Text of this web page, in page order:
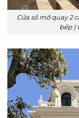
Cửa sổ mở quay 2
bếp |